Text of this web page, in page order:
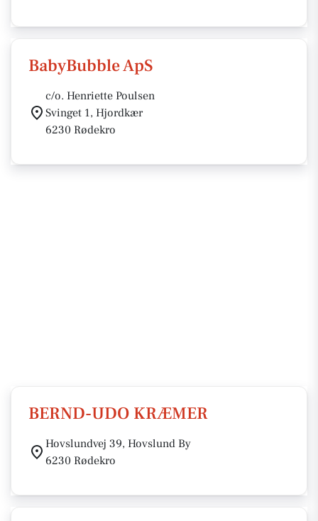
BabyBubble ApS
c/o. Henriette Poulsen
Svinget 1, Hjordkær
6230 Rødekro
BERND-UDO KRÆMER
Hovslundvej 39, Hovslund By
6230 Rødekro